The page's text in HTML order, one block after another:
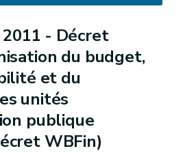
- Décret
du budget,
et du
unités
publique
WBFin)